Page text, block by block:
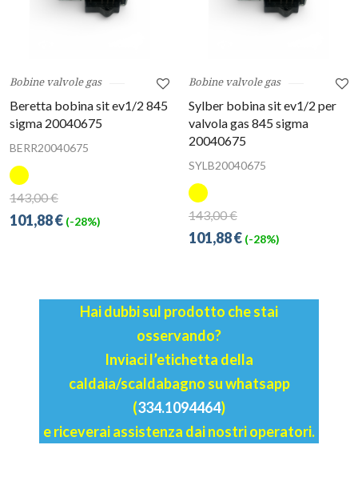
Bobine valvole gas
Beretta bobina sit ev1/2 845
sigma 20040675
BERR20040675
143,00 €
101,88 € (-28%)
Bobine valvole gas
Sylber bobina sit ev1/2 per
valvola gas 845 sigma
20040675
SYLB20040675
143,00 €
101,88 € (-28%)
Hai dubbi sul prodotto che stai
osservando?
Inviaci l’etichetta della
caldaia/scaldabagno su whatsapp
(334.1094464)
e riceverai assistenza dai nostri operatori.